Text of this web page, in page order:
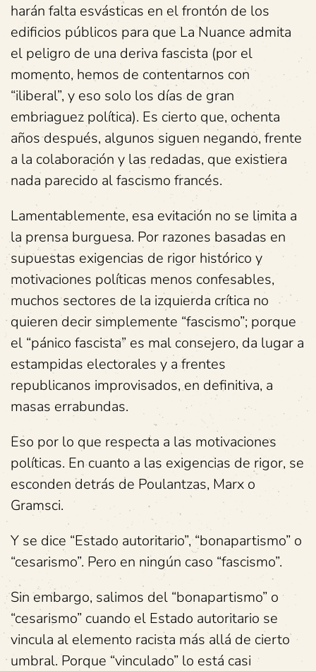
harán falta esvásticas en el frontón de los
edificios públicos para que La Nuance admita
el peligro de una deriva fascista (por el
momento, hemos de contentarnos con
“iliberal”, y eso solo los días de gran
embriaguez política). Es cierto que, ochenta
años después, algunos siguen negando, frente
a la colaboración y las redadas, que existiera
nada parecido al fascismo francés.
Lamentablemente, esa evitación no se limita a
la prensa burguesa. Por razones basadas en
supuestas exigencias de rigor histórico y
motivaciones políticas menos confesables,
muchos sectores de la izquierda crítica no
quieren decir simplemente “fascismo”; porque
el “pánico fascista” es mal consejero, da lugar a
estampidas electorales y a frentes
republicanos improvisados, en definitiva, a
masas errabundas.
Eso por lo que respecta a las motivaciones
políticas. En cuanto a las exigencias de rigor, se
esconden detrás de Poulantzas, Marx o
Gramsci.
Y se dice “Estado autoritario”, “bonapartismo” o
“cesarismo”. Pero en ningún caso “fascismo”.
Sin embargo, salimos del “bonapartismo” o
“cesarismo” cuando el Estado autoritario se
vincula al elemento racista más allá de cierto
umbral. Porque “vinculado” lo está casi